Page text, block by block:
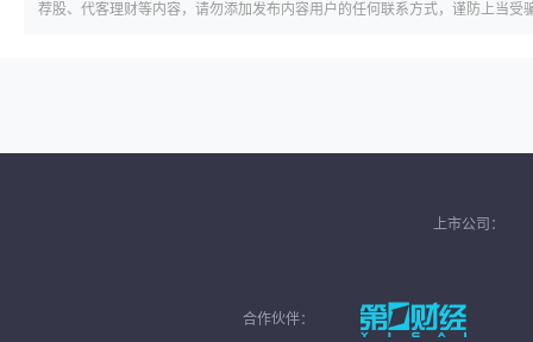
荐股、代客理财等内容，请勿添加发布内容用户的任何联系方式，谨防上当受
上市公司：
合作伙伴：